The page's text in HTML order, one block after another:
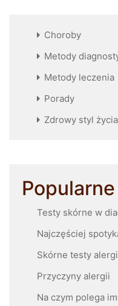
Choroby
Metody
Metody leczenia
Porady
Zdrowy styl życia
Popularne
Testy skórne w
Najczęściej
Skórne testy
Przyczyny alergii
Na czym polega